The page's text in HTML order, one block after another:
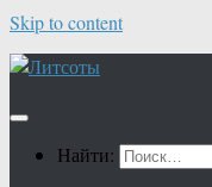
Skip to content
Найти: